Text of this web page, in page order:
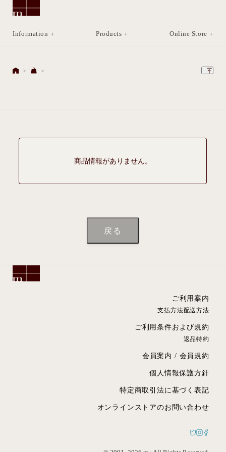
Information Products Online Store
商品情報がありません。
ご利用案内
支払方法配送方法
ご利用条件および規約
返品特約
会員案内 / 会員規約
個人情報保護方針
特定商取引法に基づく表記
オンラインストアのお問い合わせ